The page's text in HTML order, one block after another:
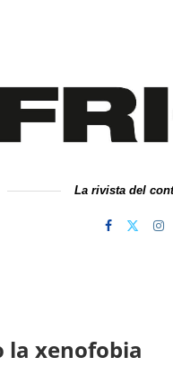
La rivista del
la xenofobia